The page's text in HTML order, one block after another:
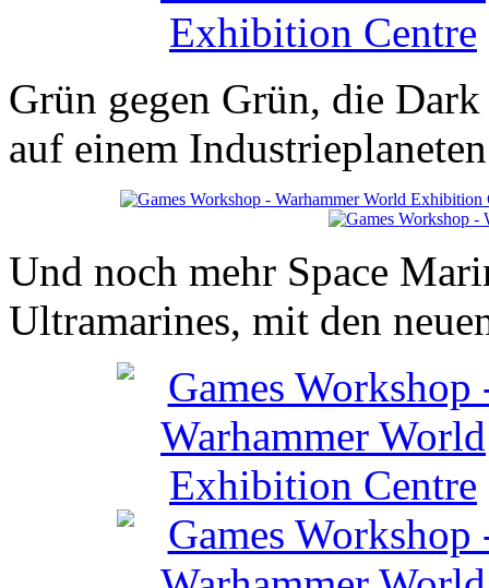
Grün gegen Grün, die
auf einem
Und noch mehr Space
Ultramarines, mit den